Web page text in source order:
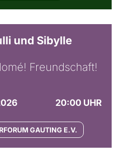
und Sibylle
Freundschaft!
20:00 UHR
GAUTING E.V.